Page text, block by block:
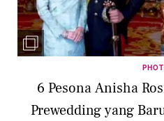
6 Pesona Anisha
Prewedding yang